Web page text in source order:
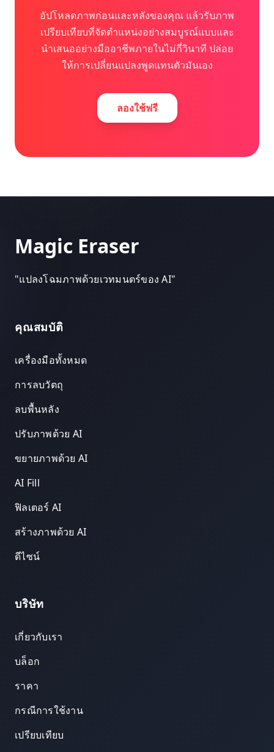
อัปโหลดภาพก่อนและหลังของคุณ แล้วรับภาพ
เปรียบเทียบที่จัดตำแหน่งอย่างสมบูรณ์แบบและ
นำเสนออย่างมืออาชีพภายในไม่กี่วินาที ปล่อย
ให้การเปลี่ยนแปลงพูดแทนตัวมันเอง
ลองใช้ฟรี
Magic Eraser
"แปลงโฉมภาพด้วยเวทมนตร์ของ AI"
คุณสมบัติ
เครื่องมือทั้งหมด
การลบวัตถุ
ลบพื้นหลัง
ปรับภาพด้วย AI
ขยายภาพด้วย AI
AI Fill
ฟิลเตอร์ AI
สร้างภาพด้วย AI
ดีไซน์
บริษัท
เกี่ยวกับเรา
บล็อก
ราคา
กรณีการใช้งาน
เปรียบเทียบ